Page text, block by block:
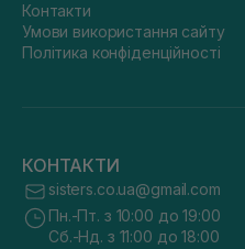
Контакти
Умови використання сайту
Політика конфіденційності
КОНТАКТИ
sisters.co.ua@gmail.com
Пн.-Пт. з 10:00 до 19:00
Сб.-Нд. з 11:00 до 18:00